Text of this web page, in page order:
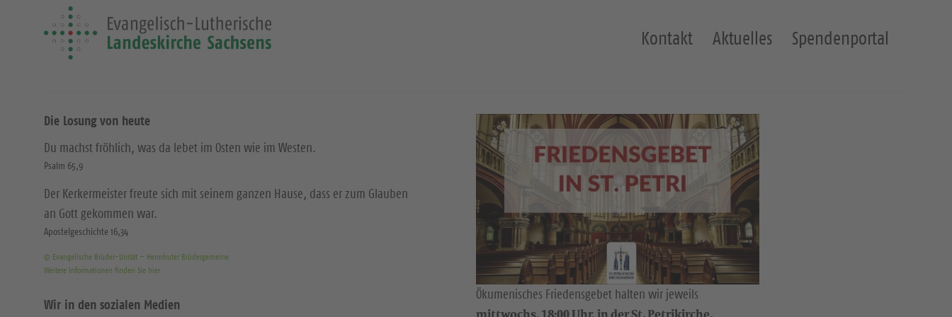
Kontakt Aktuelles Spendenportal
Die Losung von heute
Du machst fröhlich, was da lebet im Osten wie im Westen.
Psalm 65,9
Der Kerkermeister freute sich mit seinem ganzen Hause, dass er zum Glauben
an Gott gekommen war.
Apostelgeschichte 16,34
© Evangelische Brüder-Unität – Herrnhuter Brüdergemeine
Weitere Informationen finden Sie hier
Wir in den sozialen Medien
Ökumenisches Friedensgebet halten wir jeweils